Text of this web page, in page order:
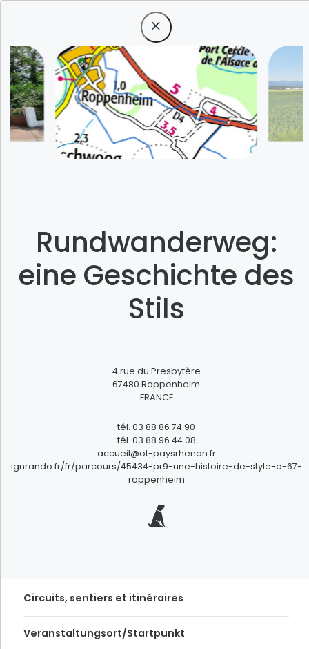
erleben
gefundene Ergebnisse
Rundwanderweg:
eine Geschichte des
Stils
4 rue du Presbytère
67480 Roppenheim
FRANCE
tél. 03 88 86 74 90
tél. 03 88 96 44 08
accueil@ot-paysrhenan.fr
ignrando.fr/fr/parcours/45434-pr9-une-histoire-de-style-a-67-
roppenheim
Circuits, sentiers et itinéraires
Veranstaltungsort/Startpunkt